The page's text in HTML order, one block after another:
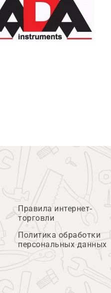
Правила интернет-
торговли
Политика обработки
персональных данных